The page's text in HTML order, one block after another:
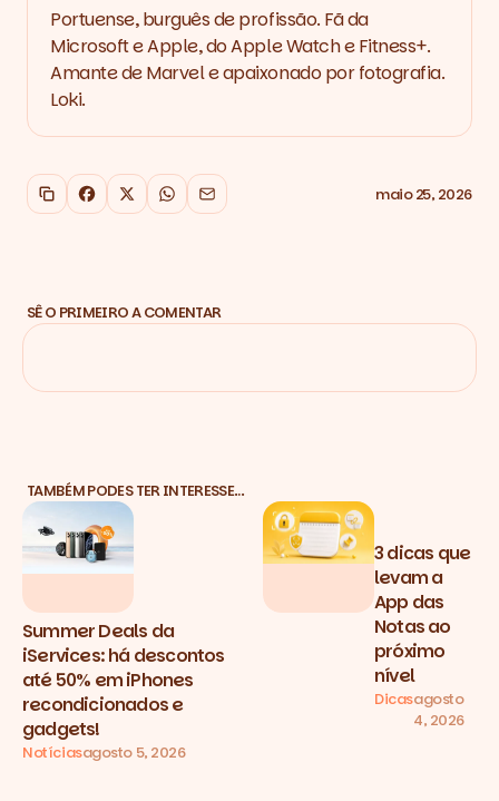
Portuense, burguês de profissão. Fã da
Microsoft e Apple, do Apple Watch e Fitness+.
Amante de Marvel e apaixonado por fotografia.
Loki.
Copiar link
Facebook
X WhatsApp
Email maio 25, 2026
SÊ O PRIMEIRO A COMENTAR
TAMBÉM PODES TER INTERESSE…
Summer Deals da
iServices: há descontos
até 50% em iPhones
recondicionados e
gadgets!
Notíciasagosto 5, 2026
3 dicas que
levam a
App das
Notas ao
próximo
nível
Dicasagosto
4, 2026